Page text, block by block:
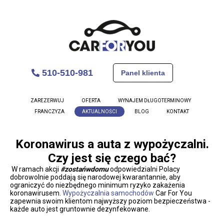
510-510-981 Panel klienta
ZAREZERWUJ OFERTA
WYNAJEM DŁUGOTERMINOWY
FRANCZYZA
AKTUALNOŚCI BLOG KONTAKT
Koronawirus a auta z wypożyczalni.
Czy jest się czego bać?
W ramach akcji #zostańwdomuodpowiedzialni Polacy
dobrowolnie poddają się narodowej kwarantannie, aby
ograniczyć do niezbędnego minimum ryzyko zakażenia
koronawirusem. Wypożyczalnia samochodów Car For You
zapewnia swoim klientom najwyższy poziom bezpieczeństwa -
każde auto jest gruntownie dezynfekowane.